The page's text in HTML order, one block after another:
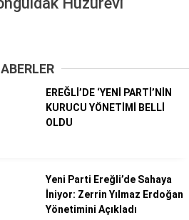
Gündem
Külür – Sanat
EREĞLİ’DE ‘YENİ PARTİ’NİN
KURUCU YÖNETİMİ BELLİ
OLDU
Yeni Parti Ereğli’de Sahaya
İniyor: Zerrin Yılmaz Erdoğan
Yönetimini Açıkladı